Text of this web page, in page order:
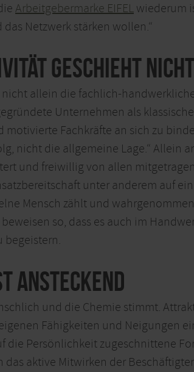
Arbeitgebermarke EIFEL wiederum
Netzwerk stärken wollen.“
geschieht nicht
nicht allein die fachlich-
Unternehmen als
Fachkräfte an sich zu
nicht die allgemeine Lage.“ Allein
und freiwillig von allen
unter anderem auf
Mensch zählt und
so, dass es auch im
begeistern.
ansteckend
und die Chemie stimmt.
Fähigkeiten und Neigungen
die Persönlichkeit zugeschnittene
aktive Mitwirken der